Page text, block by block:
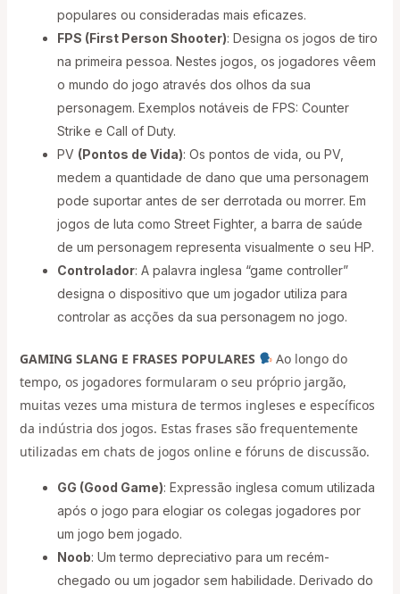
populares ou consideradas mais eficazes.
FPS (First Person Shooter): Designa os jogos de tiro
na primeira pessoa. Nestes jogos, os jogadores vêem
o mundo do jogo através dos olhos da sua
personagem. Exemplos notáveis de FPS: Counter
Strike e Call of Duty.
PV (Pontos de Vida): Os pontos de vida, ou PV,
medem a quantidade de dano que uma personagem
pode suportar antes de ser derrotada ou morrer. Em
jogos de luta como Street Fighter, a barra de saúde
de um personagem representa visualmente o seu HP.
Controlador: A palavra inglesa “game controller”
designa o dispositivo que um jogador utiliza para
controlar as acções da sua personagem no jogo.
GAMING SLANG E FRASES POPULARES
Ao longo do
tempo, os jogadores formularam o seu próprio jargão,
muitas vezes uma mistura de termos ingleses e específicos
da indústria dos jogos. Estas frases são frequentemente
utilizadas em chats de jogos online e fóruns de discussão.
GG (Good Game): Expressão inglesa comum utilizada
após o jogo para elogiar os colegas jogadores por
um jogo bem jogado.
Noob: Um termo depreciativo para um recém-
chegado ou um jogador sem habilidade. Derivado do